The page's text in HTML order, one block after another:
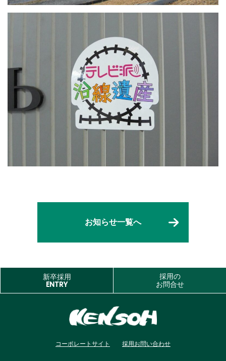
新卒採用
ENTRY
採用の
お問合せ
お知らせ一覧へ
コーポレートサイト 採用お問い合わせ